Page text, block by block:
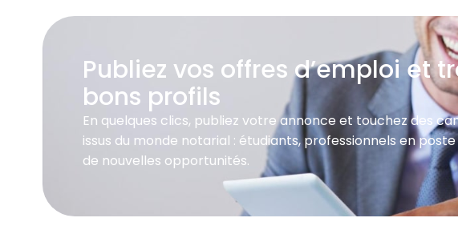
Publiez vos offres d’emploi et
bons profils
En quelques clics, publiez votre annonce et touchez des
issus du monde notarial : étudiants, professionnels en
de nouvelles opportunités.